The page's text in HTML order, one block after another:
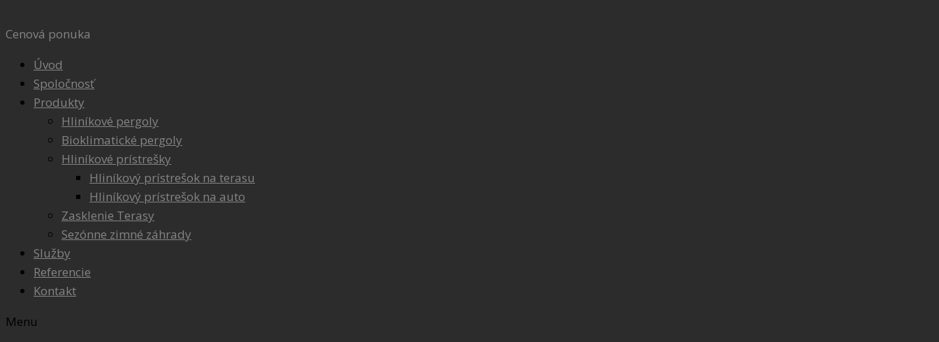
na
Cenová ponuka
Úvod
Spoločnosť
Produkty
Hliníkové pergoly
Bioklimatické pergoly
Hliníkové prístrešky
Hliníkový prístrešok na terasu
Hliníkový prístrešok na auto
Zasklenie Terasy
Sezónne zimné záhrady
Služby
Referencie
Kontakt
Menu